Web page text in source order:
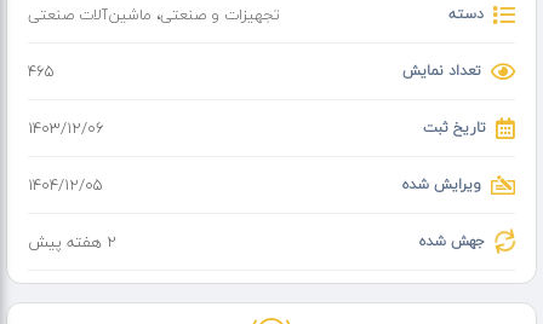
دسته تجهیزات و صنعتی، ماشین‌آلات صنعتی
تعداد نمایش 465
تاریخ ثبت ۱۴۰۳/۱۲/۰۶
ویرایش شده ۱۴۰۴/۱۲/۰۵
جهش شده 2 هفته پیش